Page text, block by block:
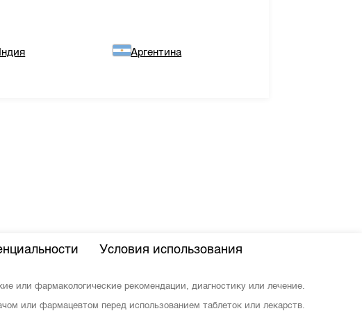
Аргентина
Условия использования
или фармакологические рекомендации, диагностику или лечение.
или фармацевтом перед использованием таблеток или лекарств.